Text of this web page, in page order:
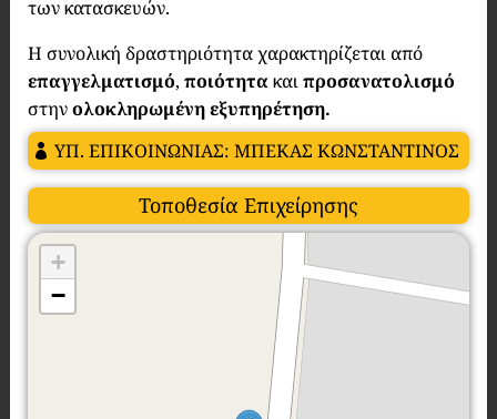
των κατασκευών.
Η συνολική δραστηριότητα χαρακτηρίζεται από
επαγγελματισμό, ποιότητακαιπροσανατολισμό
στηνολοκληρωμένη εξυπηρέτηση.
ΥΠ. ΕΠΙΚΟΙΝΩΝΙΑΣ: ΜΠΕΚΑΣ ΚΩΝΣΤΑΝΤΙΝΟΣ
Τοποθεσία Επιχείρησης
+
−